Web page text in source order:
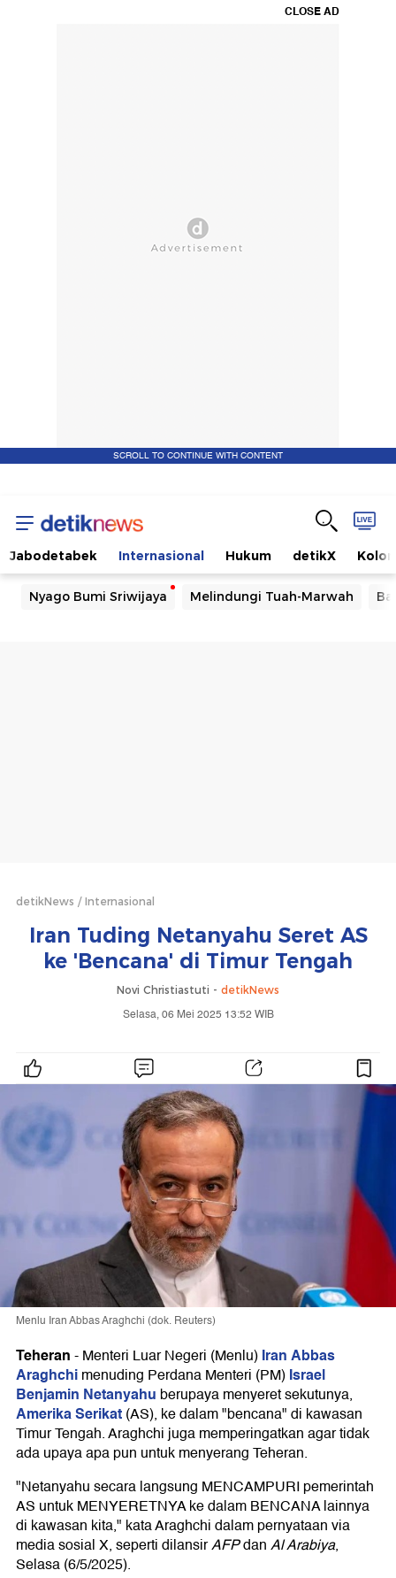
CLOSE AD
SCROLL TO CONTINUE WITH CONTENT
Jabodetabek Internasional Hukum detikX
Nyago Bumi Sriwijaya Melindungi Tuah-Marwah
detikNews Internasional
Iran Tuding Netanyahu Seret AS
ke 'Bencana' di Timur Tengah
Novi Christiastuti - detikNews
Selasa, 06 Mei 2025 13:52 WIB
Menlu Iran Abbas Araghchi (dok. Reuters)
Teheran-Menteri Luar Negeri (Menlu)IranAbbas
Araghchimenuding Perdana Menteri (PM)Israel
Benjamin Netanyahu berupaya menyeret sekutunya,
Amerika Serikat(AS), ke dalam "bencana" di kawasan
Timur Tengah. Araghchi juga memperingatkan agar tidak
ada upaya apa pun untuk menyerang Teheran.
"Netanyahu secara langsung MENCAMPURI pemerintah
AS untuk MENYERETNYA ke dalam BENCANA lainnya
di kawasan kita," kata Araghchi dalam pernyataan via
media sosial X, seperti dilansirAFPdanAl Arabiya,
Selasa (6/5/2025).